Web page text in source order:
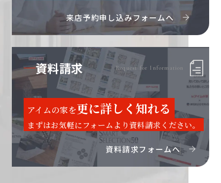
来店予約申し込みフォームへ
Request for Information
資料請求
アイムの家を更に詳しく知れる
まずはお気軽にフォームより資料請求ください。
資料請求フォームへ